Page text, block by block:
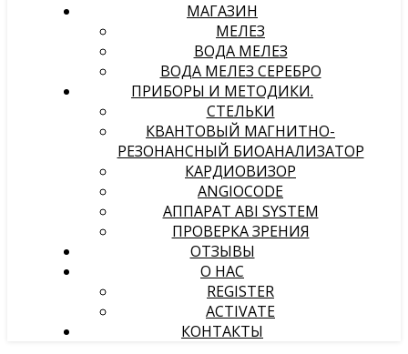
МАГАЗИН
МЕЛЕЗ
ВОДА МЕЛЕЗ
ВОДА МЕЛЕЗ СЕРЕБРО
ПРИБОРЫ И МЕТОДИКИ.
СТЕЛЬКИ
КВАНТОВЫЙ МАГНИТНО-
РЕЗОНАНСНЫЙ БИОАНАЛИЗАТОР
КАРДИОВИЗОР
ANGIOCODE
АППАРАТ ABI SYSTEM
ПРОВЕРКА ЗРЕНИЯ
ОТЗЫВЫ
О НАС
REGISTER
ACTIVATE
КОНТАКТЫ